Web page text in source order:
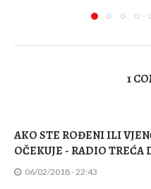
1
AKO STE ROĐENI ILI
OČEKUJE - RADIO TREĆA
06/02/2018 - 22:43